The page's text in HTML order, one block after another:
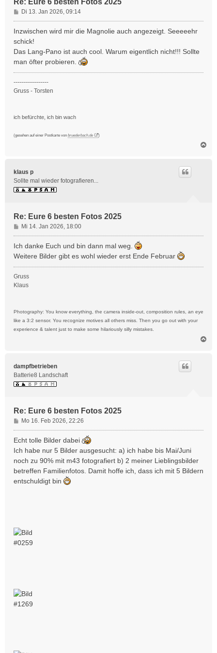
B
e
r
a
g
Di 13. Jan 2026, 09:14
Inzwischen wird mir die Magnolie auch angezeigt. Seeeeehr
schick!
Das Lang-Pano ist auch cool. Warum eigentlich nicht!!! Sollte
man öfter probieren.
------------------
Gruss - Torsten
ich befürchte, ich bin wach
(gesehen auf einer Postkarte von bruederbach.de )
klaus p
Sollte mal wieder fotografieren...
Re: Eure 6 besten Fotos 2025
B
e
i
r
a
g
Mi 14. Jan 2026, 18:00
Ich danke Euch und bin dann mal weg.
Weitere Bilder gibt es wohl wieder erst Ende Februar
Gruss
Klaus
Photography: You know everything, the camera inside-out, composition rules, an eye
like a 3:2 sensor. You recognize motives all others miss. Then you go out with your
experience & talent just to make some hilariously silly mistakes.
dampfbetrieben
Batterie8 Landschaft
Re: Eure 6 besten Fotos 2025
B
e
r
a
g
Mo 16. Feb 2026, 22:26
Echt tolle Bilder dabei
Ich habe nur 5 Bilder ausgesucht: a) ich habe bis Mai/Juni
noch zu 90% mit m43 fotografiert b) 2 meiner Lieblingsbilder
betreffen Familienfotos. Damit hoffe ich, dass ich mit 5 Bildern
entschuldigt bin
#0259
#1269